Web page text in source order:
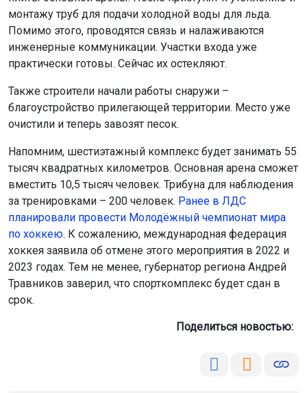
монтажу труб для подачи холодной воды для льда.
Помимо этого, проводятся связь и налаживаются
инженерные коммуникации. Участки входа уже
практически готовы. Сейчас их остекляют.
Также строители начали работы снаружи –
благоустройство прилегающей территории. Место уже
очистили и теперь завозят песок.
Напомним, шестиэтажный комплекс будет занимать 55
тысяч квадратных километров. Основная арена сможет
вместить 10,5 тысяч человек. Трибуна для наблюдения
за тренировками – 200 человек. Ранее в ЛДС
планировали провести Молодёжный чемпионат мира
по хоккею. К сожалению, международная федерация
хоккея заявила об отмене этого мероприятия в 2022 и
2023 годах. Тем не менее, губернатор региона Андрей
Травников заверил, что спорткомплекс будет сдан в
срок.
Поделиться новостью: